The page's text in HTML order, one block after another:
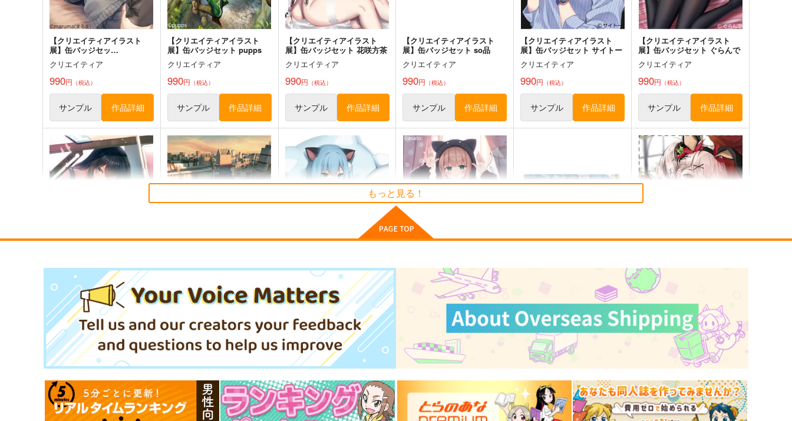
サンプル カート サンプル カート サンプル カート サンプル カート サンプル カート
サンプル カート
届くといいな」絵師100人
サンプル カート
「LUNER RABBITS SWEET
サンプル カート
もっとみてみてチェック
5年目の放課後
899円
オリジナル くるみ しずく
サンプル カート
本
オリジナル
サンプル
【クリエイティアイラスト
展】缶バッジセッ
ト maruma(まるま)
クリエイティア
990円 （税込）
サンプル 作品詳細
【クリエイティアイラスト
展】缶バッジセット pupps
クリエイティア
990円 （税込）
サンプル 作品詳細
【クリエイティアイラスト
展】缶バッジセット 花咲方茶
クリエイティア
990円 （税込）
サンプル 作品詳細
【クリエイティアイラスト
展】缶バッジセット so品
クリエイティア
990円 （税込）
サンプル 作品詳細
【クリエイティアイラスト
展】缶バッジセット サイトー
クリエイティア
990円 （税込）
サンプル 作品詳細
【クリエイティアイラスト
展】缶バッジセット ぐらんで
クリエイティア
990円 （税込）
サンプル 作品詳細
【クリエイティアイラスト
展】缶バッジセット 加川壱互
クリエイティア
990 円（税込）
サンプル 作品詳細
【クリエイティアイラスト
展】缶バッジセット 池上幸輝
クリエイティア
990円（税込）
サンプル 作品詳細
【クリエイティアイラスト
展】缶バッジセット 甘城なつ
クリエイティア
990 円 （税込）
サンプル 作品詳細
【クリエイティアイラスト
展】缶バッジセット asato
クリエイティア
円（税込）
サンプル
【クリエイティアイラスト
展】クリアファイルセット わ
いっしゅ
クリエイティア
660円（税込）
サンプル
展】缶バッジセット YuzuKi
クリエイティア
（税込）
作品詳細
もっと見る！